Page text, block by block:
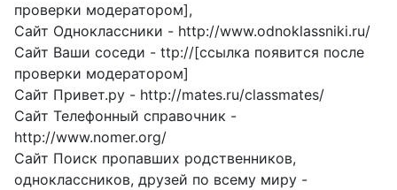
проверки модератором],
Сайт Одноклассники - http://www.odnoklassniki.ru/
Сайт Ваши соседи - ttp://[ссылка появится после
проверки модератором]
Сайт Привет.ру - http://mates.ru/classmates/
Сайт Телефонный справочник -
http://www.nomer.org/
Сайт Поиск пропавших родственников,
одноклассников, друзей по всему миру -